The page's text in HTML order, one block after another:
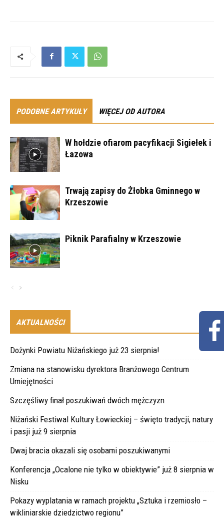
PODOBNE ARTYKUŁY WIĘCEJ OD AUTORA
W hołdzie ofiarom pacyfikacji Sigiełek i
Łazowa
Trwają zapisy do Żłobka Gminnego w
Krzeszowie
Piknik Parafialny w Krzeszowie
AKTUALNOŚCI
Dożynki Powiatu Niżańskiego już 23 sierpnia!
Zmiana na stanowisku dyrektora Branżowego Centrum
Umiejętności
Szczęśliwy finał poszukiwań dwóch mężczyzn
Niżański Festiwal Kultury Łowieckiej – święto tradycji, natury
i pasji już 9 sierpnia
Dwaj bracia okazali się osobami poszukiwanymi
Konferencja „Ocalone nie tylko w obiektywie” już 8 sierpnia w
Nisku
Pokazy wyplatania w ramach projektu „Sztuka i rzemiosło –
wikliniarskie dziedzictwo regionu”